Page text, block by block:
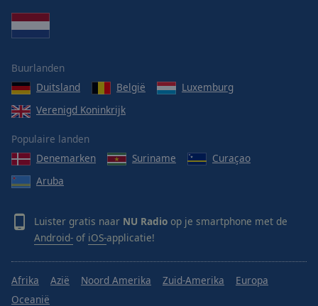
Buurlanden
Duitsland
België
Luxemburg
Verenigd Koninkrijk
Populaire landen
Denemarken
Suriname
Curaçao
Aruba
Luister gratis naar NU Radio op je smartphone met de
Android- of iOS-applicatie!
Afrika Azië Noord Amerika Zuid-Amerika
Europa
Oceanië